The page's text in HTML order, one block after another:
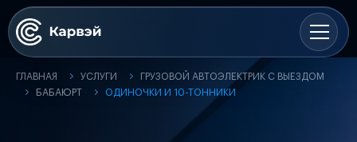
ГЛАВНАЯ УСЛУГИ
ГРУЗОВОЙ АВТОЭЛЕКТРИК С ВЫЕЗДОМ
БАБАЮРТ
ОДИНОЧКИ И 10-ТОННИКИ